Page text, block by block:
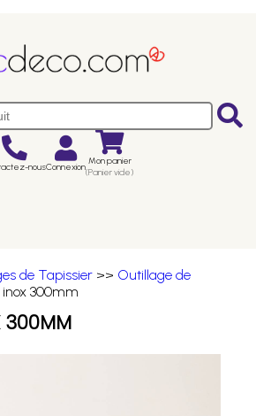
nousConnexion Mon panier
(Panier vide)
de Tapissier >> Outillage de
inox 300mm
300MM